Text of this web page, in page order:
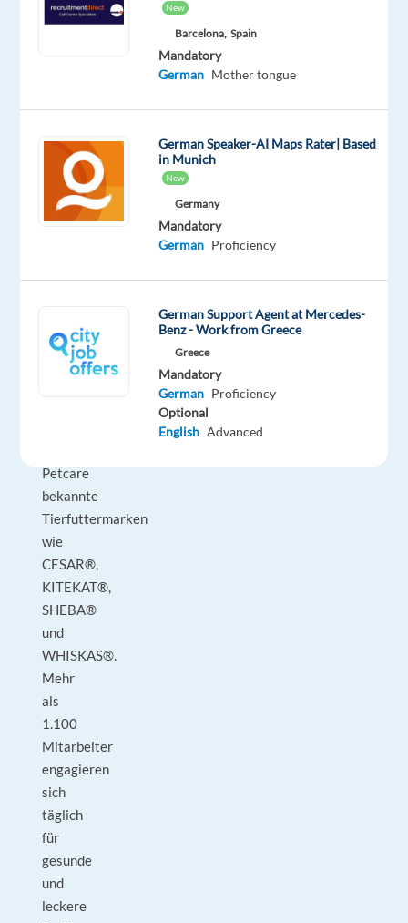
Mars
als
Schokoriegel!
Mars
ist
einer
Welt.
Petcare
bekannte
Tierfuttermarken
wie
CESAR®,
KITEKAT®,
SHEBA®
und
WHISKAS®.
Mehr
als
1.100
Mitarbeiter
engagieren
sich
täglich
für
gesunde
und
leckere
New
Barcelona, Spain
Mandatory
German Mother tongue
German Speaker-AI Maps Rater| Based
in Munich
New
Germany
Mandatory
German Proficiency
German Support Agent at Mercedes-
Benz - Work from Greece
Greece
Mandatory
German Proficiency
Optional
English Advanced